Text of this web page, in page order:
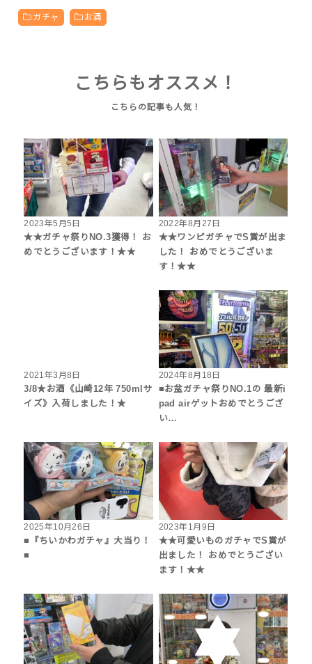
ガチャ お酒
こちらもオススメ！
2023年5月5日
★★ガチャ祭りNO.3獲得！ お
めでとうございます！★★
2022年8月27日
★★ワンピガチャでS賞が出ま
した！ おめでとうございま
す！★★
2021年3月8日
3/8★お酒《山崎12年 750mlサ
イズ》入荷しました！★
2024年8月18日
■お盆ガチャ祭りNO.1の 最新i
pad airゲットおめでとうござ
い…
2025年10月26日
■『ちいかわガチャ』大当り！
■
2023年1月9日
★★可愛いものガチャでS賞が
出ました！ おめでとうござい
ます！★★